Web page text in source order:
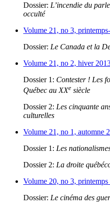
Dossier: L’incendie du
occulté
Volume 21, no 3,
Dossier: Le Canada et la
Volume 21, no 2, hiver
Dossier 1: Contester ! Les
Québec au XXe siècle
Dossier 2: Les cinquante
culturelles
Volume 21, no 1, automne
Dossier 1: Les
Dossier 2: La droite
Volume 20, no 3,
Dossier: Le cinéma des